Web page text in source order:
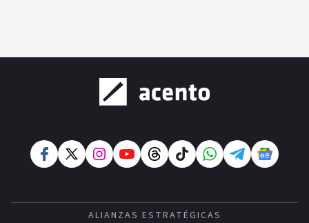
ALIANZAS ESTRATÉGICAS